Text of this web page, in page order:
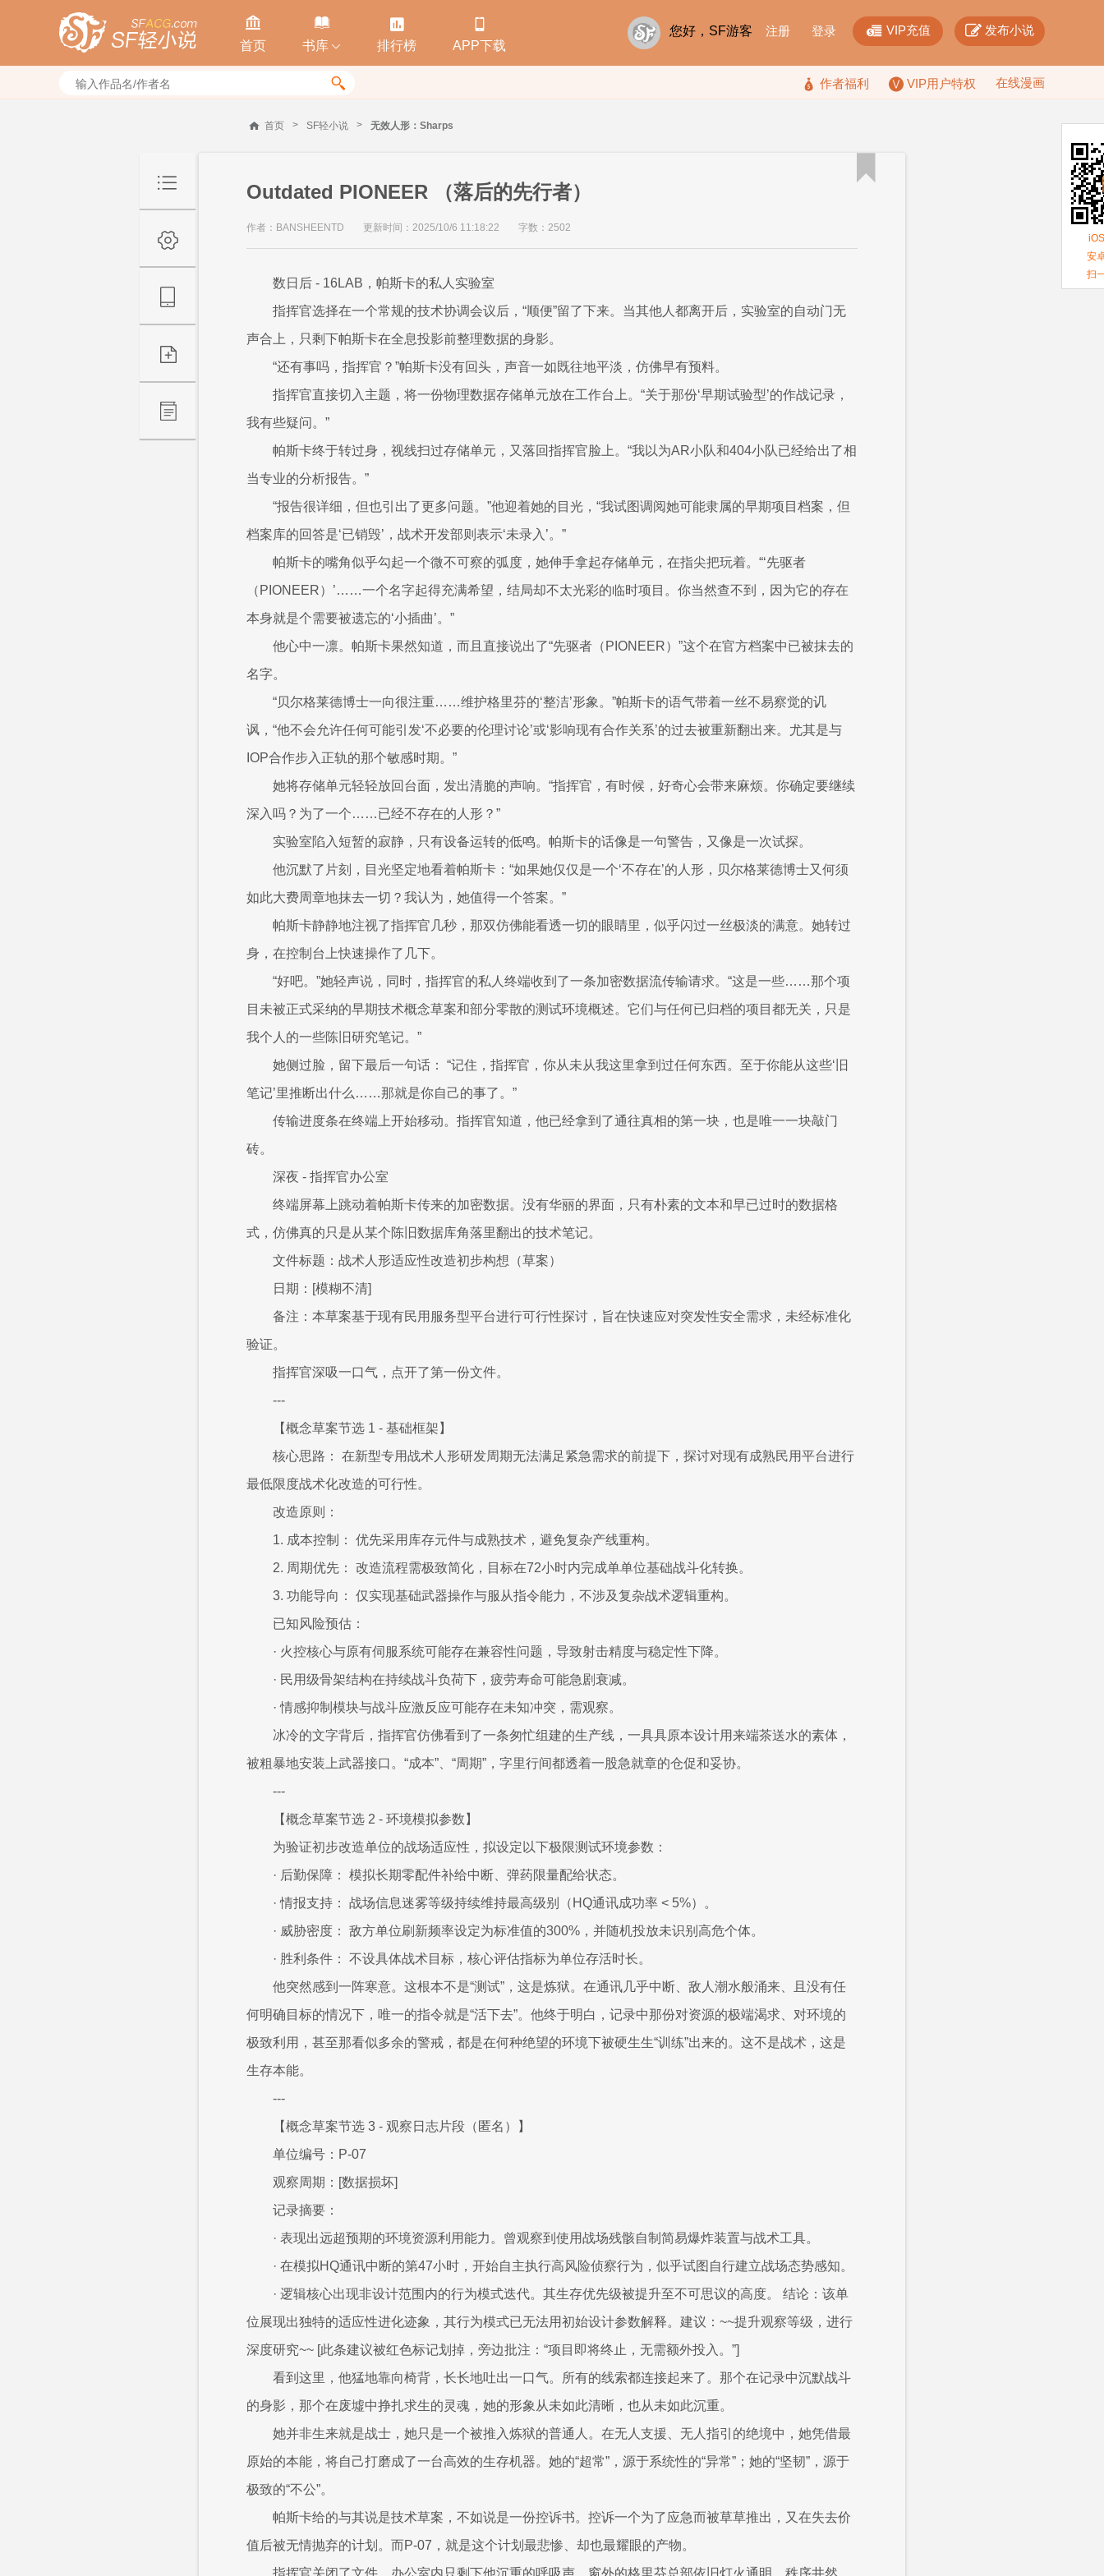

首页

书库 

排行榜

APP下载
您好，SF游客 注册 登录  VIP充值  发布小说
  作者福利 VIP用户特权 在线漫画
首页 > SF轻小说 > 无效人形：Sharps
Outdated PIONEER （落后的先行者）
作者：BANSHEENTD 更新时间：2025/10/6 11:18:22 字数：2502
数日后 - 16LAB，帕斯卡的私人实验室
指挥官选择在一个常规的技术协调会议后，“顺便”留了下来。当其他人都离开后，实验室的自动门无
声合上，只剩下帕斯卡在全息投影前整理数据的身影。
“还有事吗，指挥官？”帕斯卡没有回头，声音一如既往地平淡，仿佛早有预料。
指挥官直接切入主题，将一份物理数据存储单元放在工作台上。“关于那份‘早期试验型’的作战记录，
我有些疑问。”
帕斯卡终于转过身，视线扫过存储单元，又落回指挥官脸上。“我以为AR小队和404小队已经给出了相
当专业的分析报告。”
“报告很详细，但也引出了更多问题。”他迎着她的目光，“我试图调阅她可能隶属的早期项目档案，但
档案库的回答是‘已销毁’，战术开发部则表示‘未录入’。”
帕斯卡的嘴角似乎勾起一个微不可察的弧度，她伸手拿起存储单元，在指尖把玩着。“‘先驱者
（PIONEER）’……一个名字起得充满希望，结局却不太光彩的临时项目。你当然查不到，因为它的存在
本身就是个需要被遗忘的‘小插曲’。”
他心中一凛。帕斯卡果然知道，而且直接说出了“先驱者（PIONEER）”这个在官方档案中已被抹去的
名字。
“贝尔格莱德博士一向很注重……维护格里芬的‘整洁’形象。”帕斯卡的语气带着一丝不易察觉的讥
讽，“他不会允许任何可能引发‘不必要的伦理讨论’或‘影响现有合作关系’的过去被重新翻出来。尤其是与
IOP合作步入正轨的那个敏感时期。”
她将存储单元轻轻放回台面，发出清脆的声响。“指挥官，有时候，好奇心会带来麻烦。你确定要继续
深入吗？为了一个……已经不存在的人形？”
实验室陷入短暂的寂静，只有设备运转的低鸣。帕斯卡的话像是一句警告，又像是一次试探。
他沉默了片刻，目光坚定地看着帕斯卡：“如果她仅仅是一个‘不存在’的人形，贝尔格莱德博士又何须
如此大费周章地抹去一切？我认为，她值得一个答案。”
帕斯卡静静地注视了指挥官几秒，那双仿佛能看透一切的眼睛里，似乎闪过一丝极淡的满意。她转过
身，在控制台上快速操作了几下。
“好吧。”她轻声说，同时，指挥官的私人终端收到了一条加密数据流传输请求。“这是一些……那个项
目未被正式采纳的早期技术概念草案和部分零散的测试环境概述。它们与任何已归档的项目都无关，只是
我个人的一些陈旧研究笔记。”
她侧过脸，留下最后一句话： “记住，指挥官，你从未从我这里拿到过任何东西。至于你能从这些‘旧
笔记’里推断出什么……那就是你自己的事了。”
传输进度条在终端上开始移动。指挥官知道，他已经拿到了通往真相的第一块，也是唯一一块敲门
砖。
深夜 - 指挥官办公室
终端屏幕上跳动着帕斯卡传来的加密数据。没有华丽的界面，只有朴素的文本和早已过时的数据格
式，仿佛真的只是从某个陈旧数据库角落里翻出的技术笔记。
文件标题：战术人形适应性改造初步构想（草案）
日期：[模糊不清]
备注：本草案基于现有民用服务型平台进行可行性探讨，旨在快速应对突发性安全需求，未经标准化
验证。
指挥官深吸一口气，点开了第一份文件。
---
【概念草案节选 1 - 基础框架】
核心思路： 在新型专用战术人形研发周期无法满足紧急需求的前提下，探讨对现有成熟民用平台进行
最低限度战术化改造的可行性。
改造原则：
1. 成本控制： 优先采用库存元件与成熟技术，避免复杂产线重构。
2. 周期优先： 改造流程需极致简化，目标在72小时内完成单单位基础战斗化转换。
3. 功能导向： 仅实现基础武器操作与服从指令能力，不涉及复杂战术逻辑重构。
已知风险预估：
· 火控核心与原有伺服系统可能存在兼容性问题，导致射击精度与稳定性下降。
· 民用级骨架结构在持续战斗负荷下，疲劳寿命可能急剧衰减。
· 情感抑制模块与战斗应激反应可能存在未知冲突，需观察。
冰冷的文字背后，指挥官仿佛看到了一条匆忙组建的生产线，一具具原本设计用来端茶送水的素体，
被粗暴地安装上武器接口。“成本”、“周期”，字里行间都透着一股急就章的仓促和妥协。
---
【概念草案节选 2 - 环境模拟参数】
为验证初步改造单位的战场适应性，拟设定以下极限测试环境参数：
· 后勤保障： 模拟长期零配件补给中断、弹药限量配给状态。
· 情报支持： 战场信息迷雾等级持续维持最高级别（HQ通讯成功率 < 5%）。
· 威胁密度： 敌方单位刷新频率设定为标准值的300%，并随机投放未识别高危个体。
· 胜利条件： 不设具体战术目标，核心评估指标为单位存活时长。
他突然感到一阵寒意。这根本不是“测试”，这是炼狱。在通讯几乎中断、敌人潮水般涌来、且没有任
何明确目标的情况下，唯一的指令就是“活下去”。他终于明白，记录中那份对资源的极端渴求、对环境的
极致利用，甚至那看似多余的警戒，都是在何种绝望的环境下被硬生生“训练”出来的。这不是战术，这是
生存本能。
---
【概念草案节选 3 - 观察日志片段（匿名）】
单位编号：P-07
观察周期：[数据损坏]
记录摘要：
· 表现出远超预期的环境资源利用能力。曾观察到使用战场残骸自制简易爆炸装置与战术工具。
· 在模拟HQ通讯中断的第47小时，开始自主执行高风险侦察行为，似乎试图自行建立战场态势感知。
· 逻辑核心出现非设计范围内的行为模式迭代。其生存优先级被提升至不可思议的高度。 结论：该单
位展现出独特的适应性进化迹象，其行为模式已无法用初始设计参数解释。建议：~~提升观察等级，进行
深度研究~~ [此条建议被红色标记划掉，旁边批注：“项目即将终止，无需额外投入。”]
看到这里，他猛地靠向椅背，长长地吐出一口气。所有的线索都连接起来了。那个在记录中沉默战斗
的身影，那个在废墟中挣扎求生的灵魂，她的形象从未如此清晰，也从未如此沉重。
她并非生来就是战士，她只是一个被推入炼狱的普通人。在无人支援、无人指引的绝境中，她凭借最
原始的本能，将自己打磨成了一台高效的生存机器。她的“超常”，源于系统性的“异常”；她的“坚韧”，源于
极致的“不公”。
帕斯卡给的与其说是技术草案，不如说是一份控诉书。控诉一个为了应急而被草草推出，又在失去价
值后被无情抛弃的计划。而P-07，就是这个计划最悲惨、却也最耀眼的产物。
指挥官关闭了文件，办公室内只剩下他沉重的呼吸声。窗外的格里芬总部依旧灯火通明，秩序井然。

安
扫